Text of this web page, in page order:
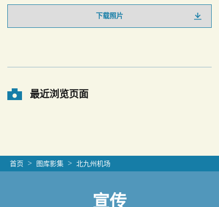
下载照片
最近浏览页面
首页 图库影集 北九州机场
宣传